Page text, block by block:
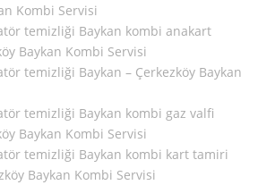
Kombi Servisi
temizliği Baykan kombi anakart
Baykan Kombi Servisi
temizliği Baykan – Çerkezköy Baykan
temizliği Baykan kombi gaz valfi
Baykan Kombi Servisi
temizliği Baykan kombi kart tamiri
Baykan Kombi Servisi